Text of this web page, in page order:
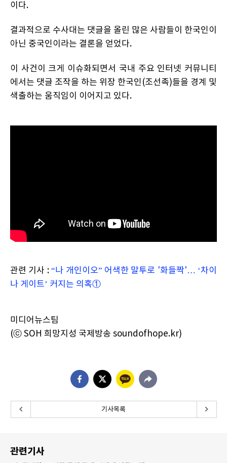
이다.
결과적으로 수사대는 댓글을 올린 많은 사람들이 한국인이
아닌 중국인이라는 결론을 얻었다.
이 사건이 크게 이슈화되면서 국내 주요 인터넷 커뮤니티
에서는 댓글 조작을 하는 위장 한국인(조선족)들을 경계 및
색출하는 움직임이 이어지고 있다.
관련 기사 :“나 개인이오” 어색한 말투로 '화들짝'… ‘차이
나 게이트’ 커지는 의혹①
미디어뉴스팀
(ⓒ SOH 희망지성 국제방송 soundofhope.kr)
기사목록
관련기사